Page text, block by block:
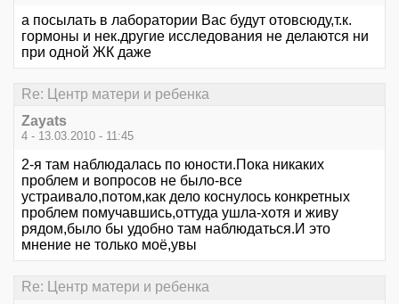
а посылать в лаборатории Вас будут отовсюду,т.к.
гормоны и нек.другие исследования не делаются ни
при одной ЖК даже
Re: Центр матери и ребенка
Zayats
4 - 13.03.2010 - 11:45
2-я там наблюдалась по юности.Пока никаких
проблем и вопросов не было-все
устраивало,потом,как дело коснулось конкретных
проблем помучавшись,оттуда ушла-хотя и живу
рядом,было бы удобно там наблюдаться.И это
мнение не только моё,увы
Re: Центр матери и ребенка